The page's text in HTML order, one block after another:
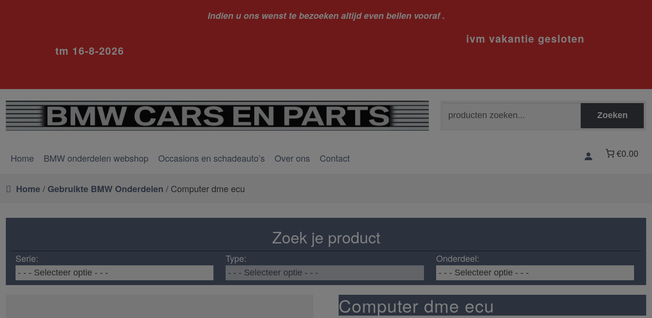
Indien u ons wenst te bezoeken altijd even bellen vooraf .
ivm vakantie gesloten
tm 16-8-2026
naar:
Zoeken
Home BMW onderdelen webshop Occasions en schadeauto’s Over ons Contact €0.00
Home/ Gebruikte BMW Onderdelen / Computer dme ecu
Zoek je product
Serie: Type: Onderdeel:
Computer dme ecu